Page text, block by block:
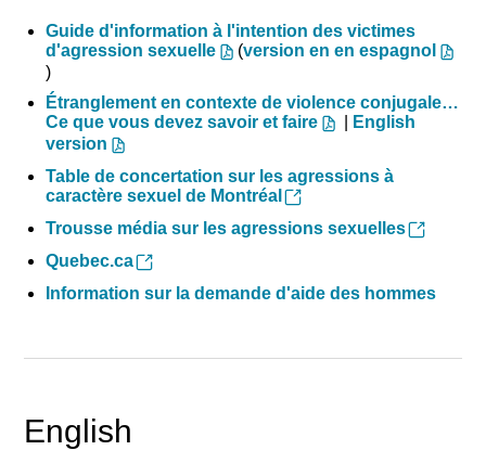
Guide d'information à l'intention des victimes
d'agression sexuelle
(version en en espagnol
)
Étranglement en contexte de violence conjugale…
Ce que vous devez savoir et faire
English
version
Table de concertation sur les agressions à
caractère sexuel de Montréal
Trousse média sur les agressions sexuelles
Quebec.ca
Information sur la demande d'aide des hommes
English